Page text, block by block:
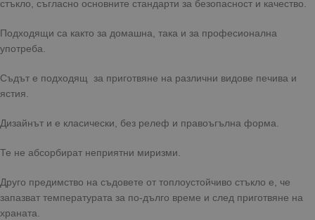
стъкло, съгласно основните стандарти за безопасност и качество.
Подходящи са както за домашна, така и за професионална
употреба.
Съдът е подходящ за приготвяне на различни видове печива и
ястия.
Дизайнът и е класически, без релеф и правоъгълна форма.
Те не абсорбират неприятни миризми.
Друго предимство на съдовете от топлоустойчиво стъкло е, че
запазват температурата за по-дълго време и след приготвяне на
храната.